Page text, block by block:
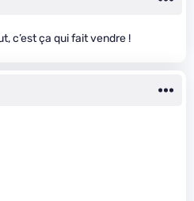
c’est ça qui fait vendre !